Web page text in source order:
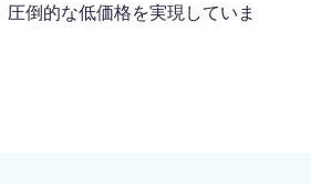
倒的な低価格を実現していま